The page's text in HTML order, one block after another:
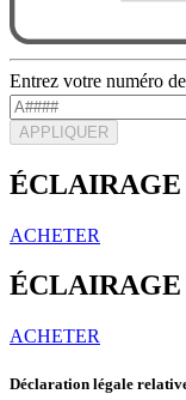
Entrez votre numéro
APPLIQUER
ÉCLAIRAGE
ACHETER
ÉCLAIRAGE
ACHETER
Déclaration légale